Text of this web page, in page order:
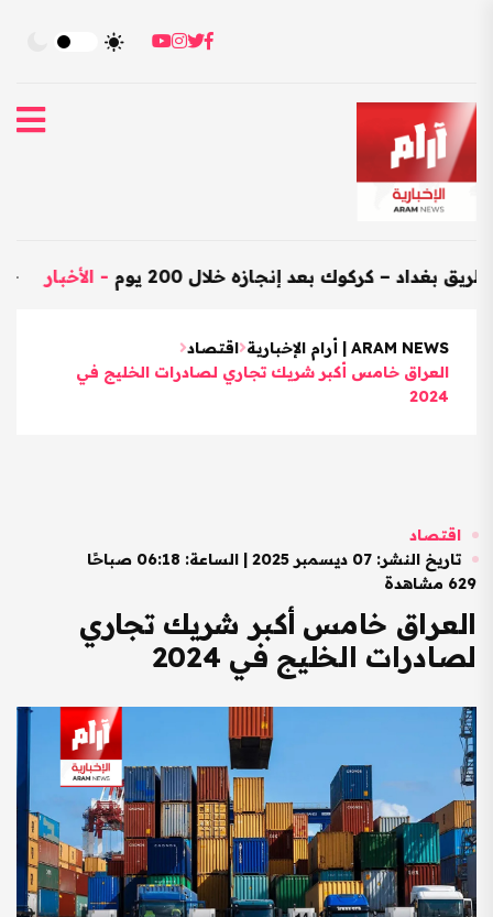
العراق - – كركوك بعد إنجازه خلال 200 يوم -الأخبار
ARAM NEWS | أرام الإخبارية
اقتصاد
العراق خامس أكبر شريك تجاري لصادرات الخليج في
2024
اقتصاد
تاريخ النشر: 07 ديسمبر 2025 | الساعة: 06:18 صباحًا
629 مشاهدة
العراق خامس أكبر شريك تجاري
لصادرات الخليج في 2024